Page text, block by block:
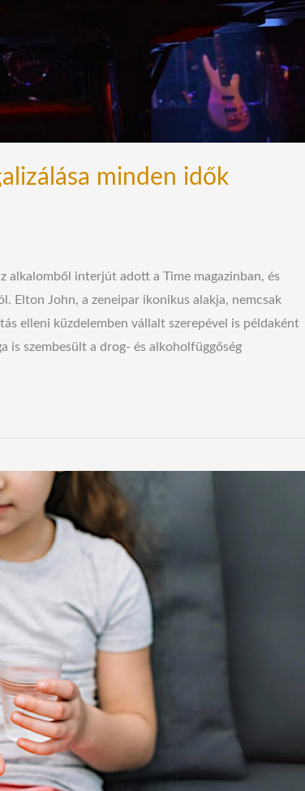
minden idők
alkalomből interjút adott a Time magazinban, és
Elton John, a zeneipar ikonikus alakja, nemcsak
elleni küzdelemben vállalt szerepével is példaként
is szembesült a drog- és alkoholfüggőség